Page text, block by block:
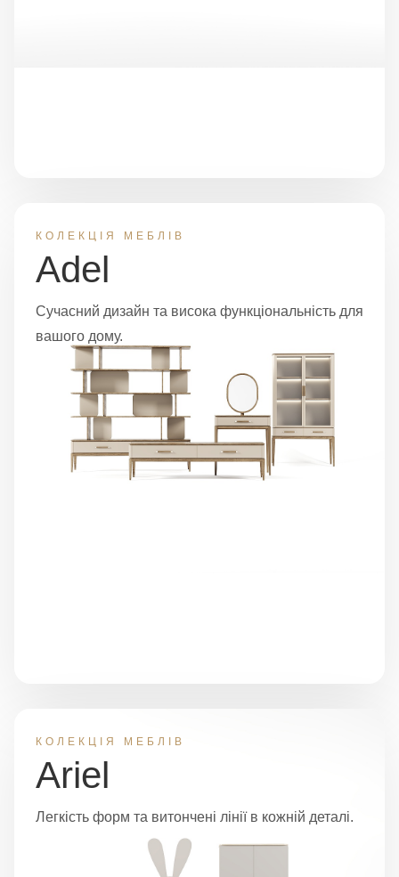
КОЛЕКЦІЯ МЕБЛІВ
Adel
Сучасний дизайн та висока функціональність для
вашого дому.
КОЛЕКЦІЯ МЕБЛІВ
Ariel
Легкість форм та витончені лінії в кожній деталі.